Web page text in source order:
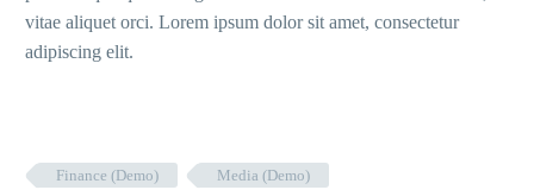
vitae aliquet orci. Lorem ipsum dolor sit amet, consectetur
adipiscing elit.
Finance (Demo) Media (Demo)